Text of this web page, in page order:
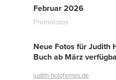
Februar 2026
Promofotos
Neue Fotos für Judith
Buch ab März
judith-holofernes.de